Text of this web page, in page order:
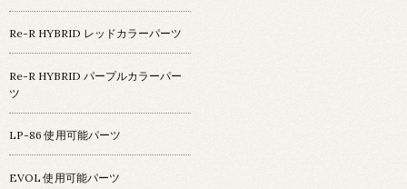
Re-R HYBRID レッドカラーパーツ
Re-R HYBRID パープルカラーパー
ツ
LP-86 使用可能パーツ
EVOL 使用可能パーツ